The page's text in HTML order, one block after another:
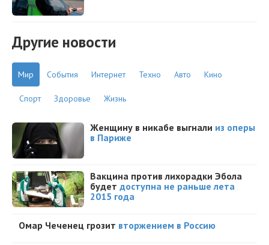
Другие новости
Мир События Интернет Техно Авто Кино
Спорт Здоровье Жизнь
Женщину в никабе выгнали из оперы
в Париже
Вакцина против лихорадки Эбола
будет доступна не раньше лета
2015 года
Омар Чеченец грозит вторжением в Россию